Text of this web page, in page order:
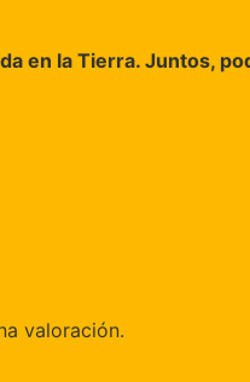
en la Tierra. Juntos,
valoración.